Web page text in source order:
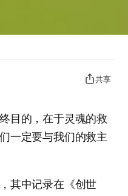
共享
目的，在于灵魂的救
一定要与我们的救主
其中记录在《创世